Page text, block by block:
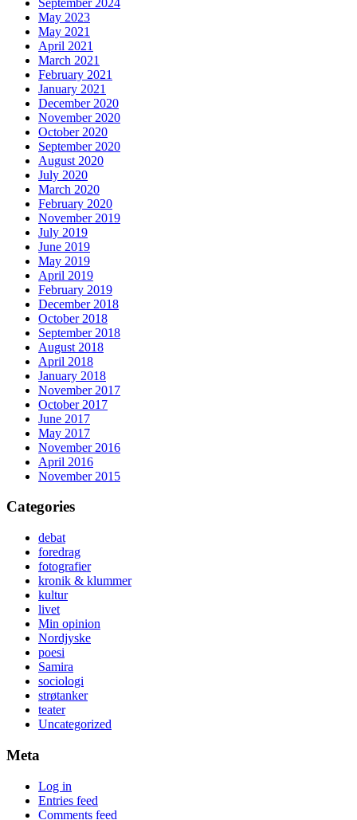
May 2023
May 2021
April 2021
March 2021
February 2021
January 2021
December 2020
November 2020
October 2020
September 2020
August 2020
July 2020
March 2020
February 2020
November 2019
July 2019
June 2019
May 2019
April 2019
February 2019
December 2018
October 2018
September 2018
August 2018
April 2018
January 2018
November 2017
October 2017
June 2017
May 2017
November 2016
April 2016
November 2015
Categories
debat
foredrag
fotografier
kronik & klummer
kultur
livet
Min opinion
Nordjyske
poesi
Samira
sociologi
strøtanker
teater
Uncategorized
Meta
Log in
Entries feed
Comments feed